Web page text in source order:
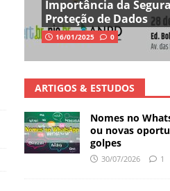
Importância da
Proteção de Dados
16/01/2025 0
ARTIGOS & ESTUDOS
Nomes no
ou novas
golpes
30/07/2026 1